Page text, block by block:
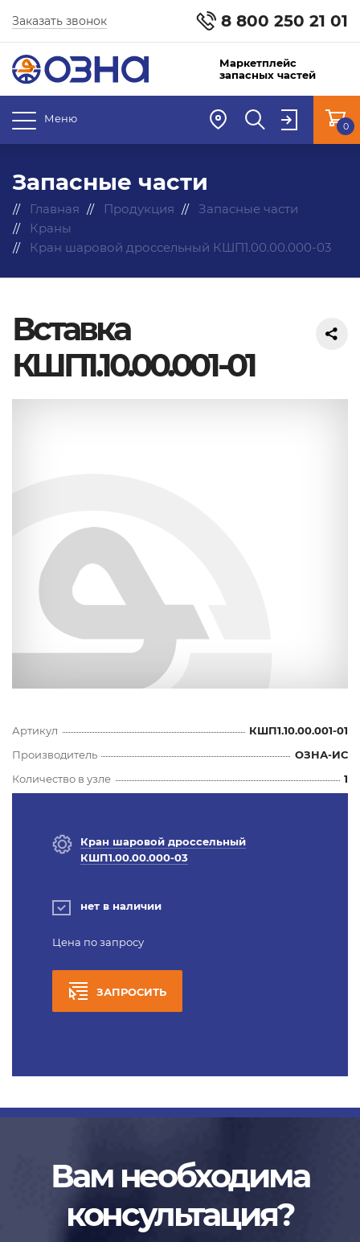
8 800 250 21 01
Заказать звонок
Маркетплейс
запасных частей
Меню
0
Запасные части
Главная Продукция
Запасные части
Краны
Кран шаровой дроссельный КШП1.00.00.000-03
Вставка
КШП1.10.00.001-01
Артикул
КШП1.10.00.001-01
Производитель
ОЗНА-ИС
Количество в узле
1
Кран шаровой дроссельный
КШП1.00.00.000-03
нет в наличии
Цена по запросу
ЗАПРОСИТЬ
Вам необходима
консультация?